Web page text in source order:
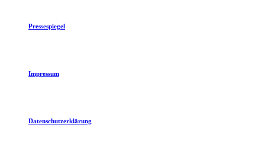
Pressespiegel
Impressum
Datenschutzerklärung